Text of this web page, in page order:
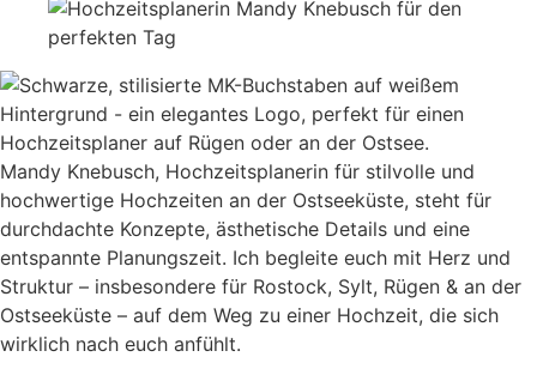
Mandy Knebusch, Hochzeitsplanerin für stilvolle und
hochwertige Hochzeiten an der Ostseeküste, steht für
durchdachte Konzepte, ästhetische Details und eine
entspannte Planungszeit. Ich begleite euch mit Herz und
Struktur – insbesondere für Rostock, Sylt, Rügen & an der
Ostseeküste – auf dem Weg zu einer Hochzeit, die sich
wirklich nach euch anfühlt.